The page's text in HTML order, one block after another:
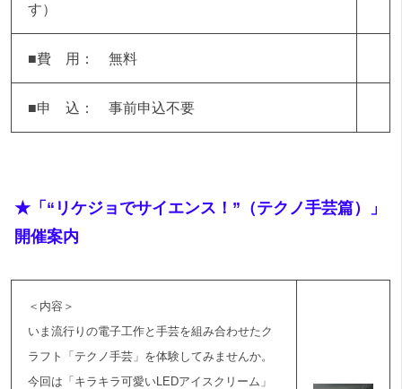
す）
■費 用： 無料
■申 込： 事前申込不要
★「“リケジョでサイエンス！”（テクノ手芸篇）」
開催案内
＜内容＞
いま流行りの電子工作と手芸を組み合わせたク
ラフト「テクノ手芸」を体験してみませんか。
今回は「キラキラ可愛いLEDアイスクリーム」